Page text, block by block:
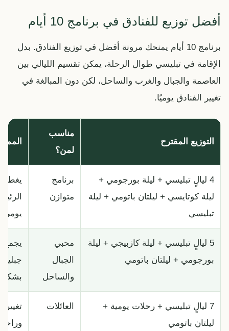
أفضل توزيع للفنادق في برنامج 10 أيام
برنامج 10 أيام يمنحك مرونة أفضل في توزيع الفنادق. بدل
الإقامة في تبليسي طوال الرحلة، يمكن تقسيم الليالي بين
العاصمة والجبال والغرب والساحل، لكن دون المبالغة في
تغيير الفنادق يوميًا.
التوزيع المقترح
مناسب
لمن؟
4 ليالٍ تبليسي + ليلة بورجومي +
ليلة كوتايسي + ليلتان باتومي + ليلة
تبليسي
برنامج
متوازن
يغطي
يومي
5 ليالٍ تبليسي + ليلة كازبيجي + ليلة
بورجومي + ليلتان باتومي
محبي
الجبال
والساحل
يجمع
7 ليالٍ تبليسي + رحلات يومية +
ليلتان باتومي
العائلات
تغيير